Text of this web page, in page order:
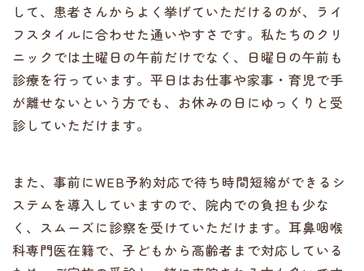
して、患者さんからよく挙げていただけるのが、ライ
フスタイルに合わせた通いやすさです。私たちのクリ
ニックでは土曜日の午前だけでなく、日曜日の午前も
診療を行っています。平日はお仕事や家事・育児で手
が離せないという方でも、お休みの日にゆっくりと受
診していただけます。
また、事前にWEB予約対応で待ち時間短縮ができるシ
ステムを導入していますので、院内での負担も少な
く、スムーズに診察を受けていただけます。耳鼻咽喉
科専門医在籍で、子どもから高齢者まで対応している